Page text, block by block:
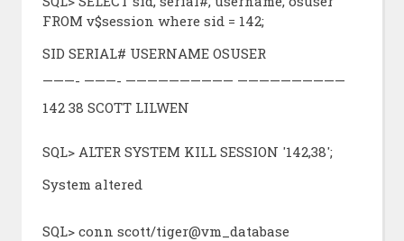
FROM v$session where sid = 142;
SID SERIAL# USERNAME OSUSER
———- ———- —————————— ——————————
142 38 SCOTT LILWEN
SQL> ALTER SYSTEM KILL SESSION '142,38';
System altered
SQL> conn scott/tiger@vm_database